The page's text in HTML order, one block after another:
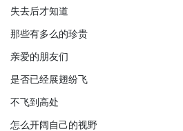
失去后才知道
那些有多么的珍贵
亲爱的朋友们
是否已经展翅纷飞
不飞到高处
怎么开阔自己的视野